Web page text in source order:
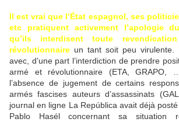
Il est vrai que l’État espagnol, ses
etc pratiquent activement l’apologie
qu’ils interdisent toute
révolutionnaire un tant soit peu
avec, d’une part l’interdiction de prendre
armé et révolutionnaire (ETA, GRAPO,
l’absence de jugement de certains
armés fascises auteurs d’assassinats
journal en ligne La República avait déjà
Pablo Hasél concernant sa situation